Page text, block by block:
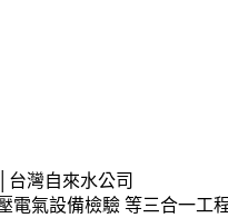
台灣自來水公司
電氣設備檢驗 等三合一工